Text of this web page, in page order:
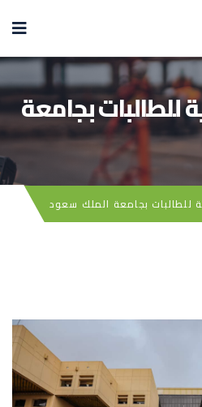
للطالبات بجامعة
للطالبات بجامعة الملك سعود